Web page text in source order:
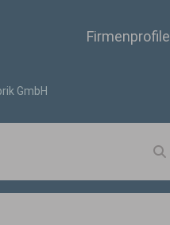
Firmenprofile
GmbH